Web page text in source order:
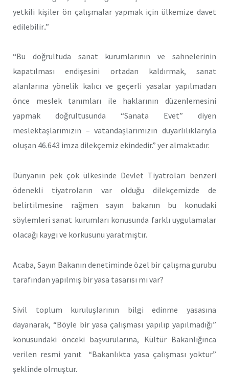
yetkili kişiler ön çalışmalar yapmak için ülkemize davet
edilebilir..”
“Bu doğrultuda sanat kurumlarının ve sahnelerinin
kapatılması endişesini ortadan kaldırmak, sanat
alanlarına yönelik kalıcı ve geçerli yasalar yapılmadan
önce meslek tanımları ile haklarının düzenlemesini
yapmak doğrultusunda “Sanata Evet” diyen
meslektaşlarımızın – vatandaşlarımızın duyarlılıklarıyla
oluşan 46.643 imza dilekçemiz ekindedir.” yer almaktadır.
Dünyanın pek çok ülkesinde Devlet Tiyatroları benzeri
ödenekli tiyatroların var olduğu dilekçemizde de
belirtilmesine rağmen sayın bakanın bu konudaki
söylemleri sanat kurumları konusunda farklı uygulamalar
olacağı kaygı ve korkusunu yaratmıştır.
Acaba, Sayın Bakanın denetiminde özel bir çalışma gurubu
tarafından yapılmış bir yasa tasarısı mı var?
Sivil toplum kuruluşlarının bilgi edinme yasasına
dayanarak, “Böyle bir yasa çalışması yapılıp yapılmadığı”
konusundaki önceki başvurularına, Kültür Bakanlığınca
verilen resmi yanıt “Bakanlıkta yasa çalışması yoktur”
şeklinde olmuştur.